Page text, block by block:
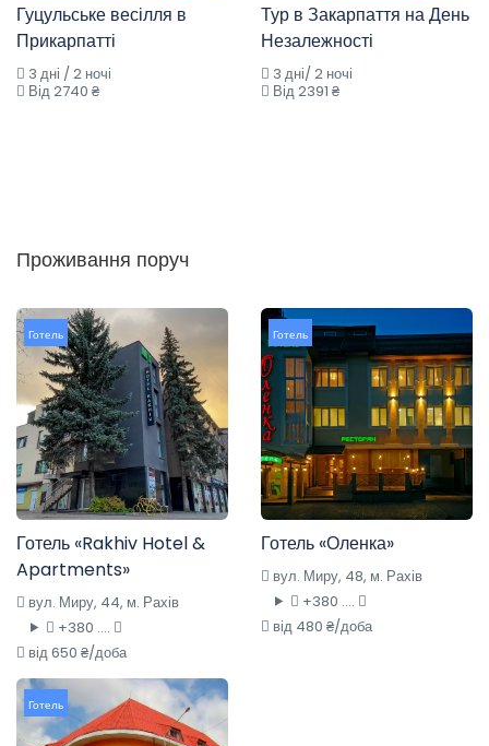
Гуцульське весілля в
Прикарпатті
3 дні / 2 ночі
Від 2740 ₴
Тур в Закарпаття на День
Незалежності
3 дні/ 2 ночі
Від 2391 ₴
Проживання поруч
Готель
Готель «Rakhiv Hotel &
Apartments»
вул. Миру, 44, м. Рахів
+380 ....
від 650 ₴/доба
Готель
Готель «Оленка»
вул. Миру, 48, м. Рахів
+380 ....
від 480 ₴/доба
Готель